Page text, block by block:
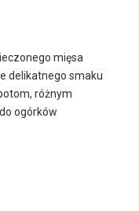
mięsa
delikatnego smaku
różnym
ogórków